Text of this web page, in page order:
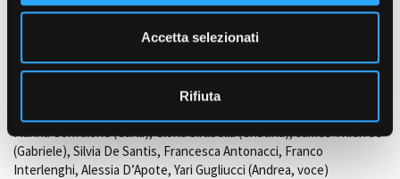
Accetta selezionati
Rifiuta
Antonio (Lello) Roppolo (capo elettricista); Mirco Fincato e Marco
Garofalo (elettricista). Paolo Mariotti (capo macchinista). Alberto
Paradiso (attrezzista). Raffaella Alpignano (parrucchiera).
INTERPRETI
Giancarlo Giannini Marcello), Marie Trintignant (Irene), Isabelle
Marina Confalone (Carla), Gloria Sirabella (Cristina), James Thiérrée
(Gabriele), Silvia De Santis, Francesca Antonacci, Franco
Interlenghi, Alessia D’Apote, Yari Gugliucci (Andrea, voce)